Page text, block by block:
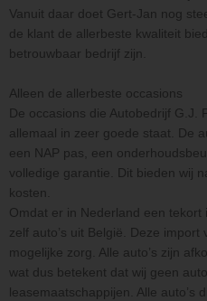
Vanuit daar doet Gert-Jan nog
de klant de allerbeste kwaliteit
betrouwbaar bedrijf zijn.
Alleen de allerbeste occasions
De occasions die Autobedrijf G.J.
allemaal in zeer goede staat. De
een NAP pas, een
volledige garantie. Dit bieden wij
kosten.
Omdat er in Nederland een
zelf auto’s uit België. Deze
mogelijke zorg. Alle auto’s zijn
wat dus betekent dat wij geen
leasemaatschappijen. Alle auto’s